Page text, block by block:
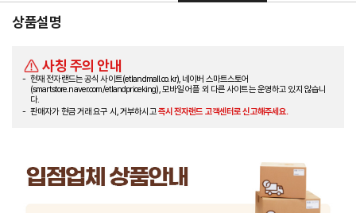
상품설명
사칭 주의 안내
현재 전자랜드는 공식 사이트(etlandmall.co.kr), 네이버 스마트스토어
(smartstore.naver.com/etlandpriceking), 모바일 어플 외 다른 사이트는 운영하고 있지 않습니
다.
판매자가 현금 거래 요구 시, 거부하시고즉시 전자랜드 고객센터로 신고해주세요.